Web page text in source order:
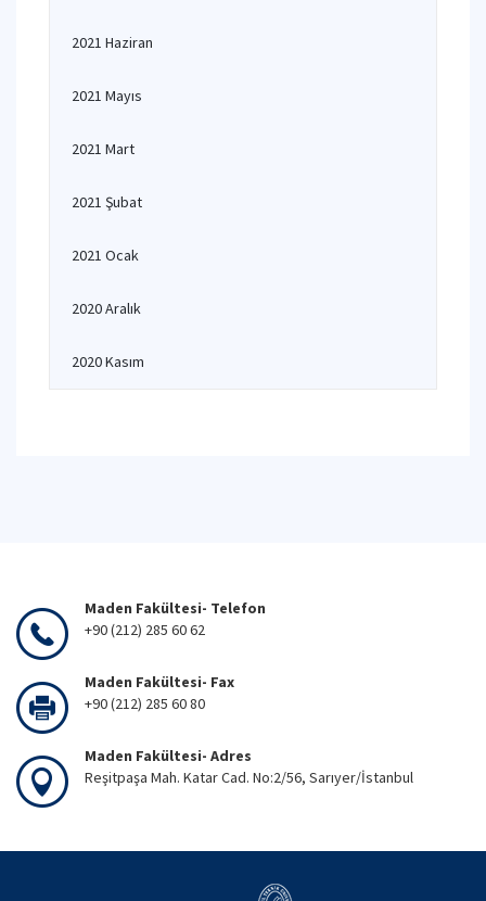
2021 Haziran
2021 Mayıs
2021 Mart
2021 Şubat
2021 Ocak
2020 Aralık
2020 Kasım
Maden Fakültesi- Telefon
+90 (212) 285 60 62
Maden Fakültesi- Fax
+90 (212) 285 60 80
Maden Fakültesi- Adres
Reşitpaşa Mah. Katar Cad. No:2/56, Sarıyer/İstanbul